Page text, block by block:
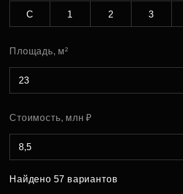
С 1 2 3
Площадь, м²
Стоимость, млн ₽
Найдено 57 вариантов